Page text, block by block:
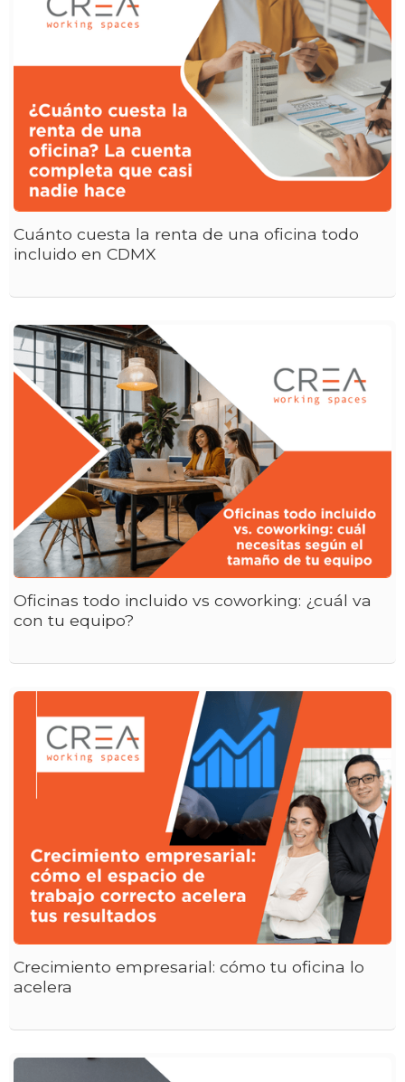
Cuánto cuesta la renta de una oficina todo
incluido en CDMX
Oficinas todo incluido vs coworking: ¿cuál va
con tu equipo?
Crecimiento empresarial: cómo tu oficina lo
acelera